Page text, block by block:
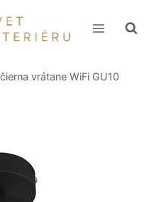
vrátane WiFi GU10